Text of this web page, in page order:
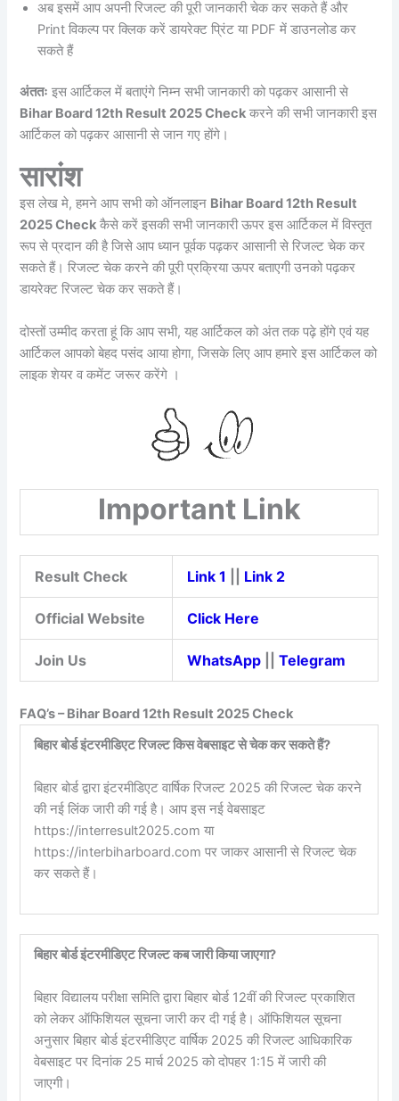
अब इसमें आप अपनी रिजल्ट की पूरी जानकारी चेक कर सकते हैं और
Print विकल्प पर क्लिक करें डायरेक्ट प्रिंट या PDF में डाउनलोड कर
सकते हैं
अंततः इस आर्टिकल में बताएंगे निम्न सभी जानकारी को पढ़कर आसानी से
Bihar Board 12th Result 2025 Check करने की सभी जानकारी इस
आर्टिकल को पढ़कर आसानी से जान गए होंगे।
सारांश
इस लेख मे, हमने आप सभी को ऑनलाइन Bihar Board 12th Result
2025 Check कैसे करें इसकी सभी जानकारी ऊपर इस आर्टिकल में विस्तृत
रूप से प्रदान की है जिसे आप ध्यान पूर्वक पढ़कर आसानी से रिजल्ट चेक कर
सकते हैं। रिजल्ट चेक करने की पूरी प्रक्रिया ऊपर बताएगी उनको पढ़कर
डायरेक्ट रिजल्ट चेक कर सकते हैं।
दोस्तों उम्मीद करता हूं कि आप सभी, यह आर्टिकल को अंत तक पढ़े होंगे एवं यह
आर्टिकल आपको बेहद पसंद आया होगा, जिसके लिए आप हमारे इस आर्टिकल को
लाइक शेयर व कमेंट जरूर करेंगे ।
Important Link
Result Check Link 1 Link 2
Official Website Click Here
Join Us WhatsApp ||Telegram
FAQ’s – Bihar Board 12th Result 2025 Check
बिहार बोर्ड इंटरमीडिएट रिजल्ट किस वेबसाइट से चेक कर सकते हैं?
बिहार बोर्ड द्वारा इंटरमीडिएट वार्षिक रिजल्ट 2025 की रिजल्ट चेक करने
की नई लिंक जारी की गई है। आप इस नई वेबसाइट
https://interresult2025.com या
https://interbiharboard.com पर जाकर आसानी से रिजल्ट चेक
कर सकते हैं।
बिहार बोर्ड इंटरमीडिएट रिजल्ट कब जारी किया जाएगा?
बिहार विद्यालय परीक्षा समिति द्वारा बिहार बोर्ड 12वीं की रिजल्ट प्रकाशित
को लेकर ऑफिशियल सूचना जारी कर दी गई है। ऑफिशियल सूचना
अनुसार बिहार बोर्ड इंटरमीडिएट वार्षिक 2025 की रिजल्ट आधिकारिक
वेबसाइट पर दिनांक 25 मार्च 2025 को दोपहर 1:15 में जारी की
जाएगी।